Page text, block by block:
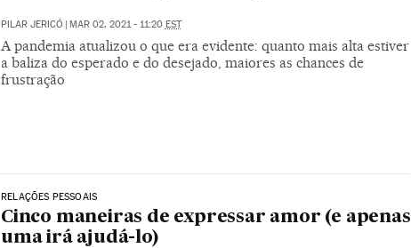
PILAR JERICÓ MAR 02, 2021 - 11:20 EST
A pandemia atualizou o que era evidente: quanto mais alta estiver
a baliza do esperado e do desejado, maiores as chances de
frustração
RELAÇÕES PESSOAIS
Cinco maneiras de expressar amor (e apenas
uma irá ajudá-lo)